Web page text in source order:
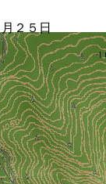
２５日